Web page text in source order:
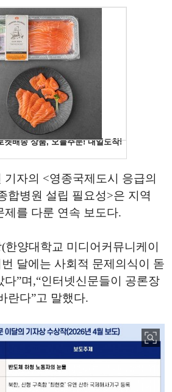
기자의 <영종국제도시 응급의
합병원 설립 필요성>은 지역
제를 다룬 연속 보도다.
한양대학교 미디어커뮤니케이
달에는 사회적 문제의식이 돋
다”며,“인터넷신문들이 공론장
란다”고 말했다.